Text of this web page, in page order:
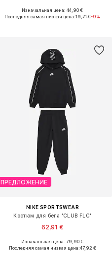
Изначальная цена: 44,90 €
Последняя самая низкая цена:19,71 €-9%
ПРЕДЛОЖЕНИЕ
NIKE SPORTSWEAR
Костюм для бега 'CLUB FLC'
62,91 €
Доступно множество размеров
Изначальная цена: 79,90 €
Последняя самая низкая цена:47,92 €